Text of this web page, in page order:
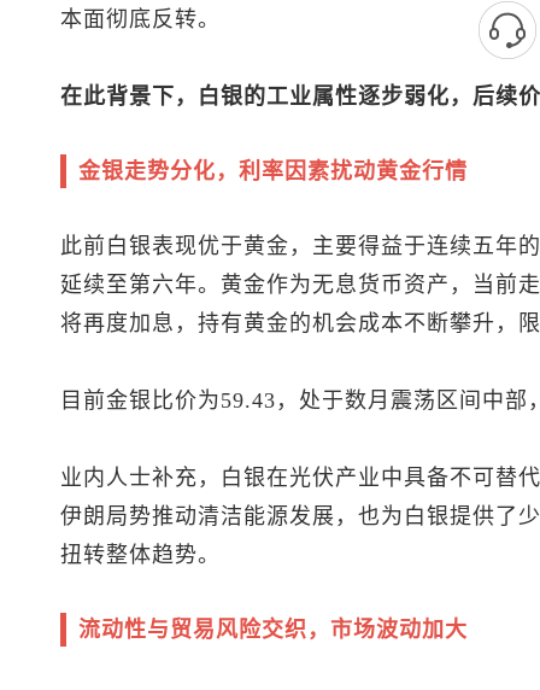
本面彻底反转。
在此背景下，白银的工业属性逐步弱化，后续
金银走势分化，利率因素扰动黄金行情
此前白银表现优于黄金，主要得益于连续五年
延续至第六年。黄金作为无息货币资产，当前
将再度加息，持有黄金的机会成本不断攀升，
目前金银比价为59.43，处于数月震荡区间中
业内人士补充，白银在光伏产业中具备不可替
伊朗局势推动清洁能源发展，也为白银提供了
扭转整体趋势。
流动性与贸易风险交织，市场波动加大